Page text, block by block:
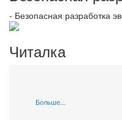
- Безопасная разработка
Читалка
Больше...